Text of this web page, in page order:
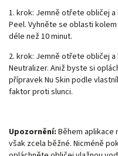
1. krok: Jemně otřete obličej a
Peel. Vyhněte se oblasti
déle než 10 minut.
2. krok: Jemně otřete obličej a
Neutralizer. Aniž byste si
přípravek Nu Skin podle
faktor proti slunci.
Upozornění: Během
však zcela běžné. Nicméně